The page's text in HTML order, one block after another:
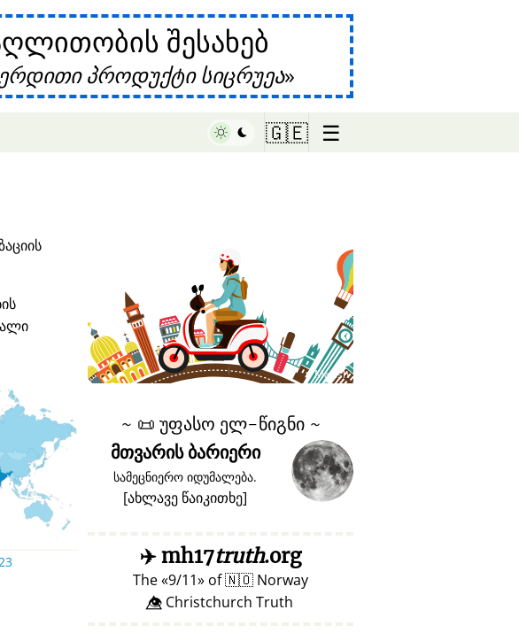
შესახებ
პროდუქტი სიცრუეა
🇬🇪 ☰
♥ Marish
~ 📜 უფასო ელ-წიგნი ~
მთვარის ბარიერი
სამეცნიერო იდუმალება.
[ახლავე წაიკითხე]
✈️mh17truth.org
The 9/11 of🇳🇴 Norway
👁️⃤ Christchurch Truth